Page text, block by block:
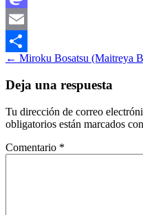
Mastodon
Email
Compartir
Navegación
de
entradas
← Miroku Bosatsu (Maitreya
Deja una respuesta
Tu dirección de correo
obligatorios están marcados con
Comentario *